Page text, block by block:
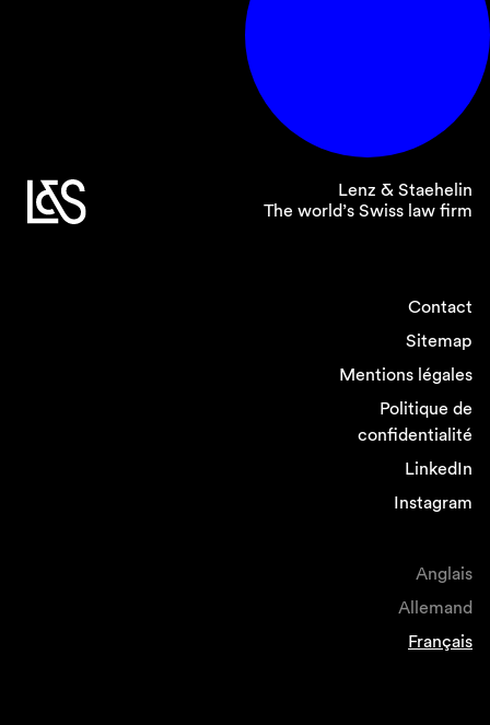
Lenz & Staehelin
The world’s Swiss law firm
Contact
Sitemap
Mentions légales
Politique de
confidentialité
LinkedIn
Instagram
Anglais
Allemand
Français